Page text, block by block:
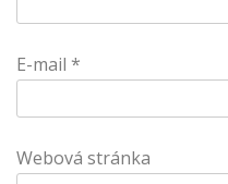
E-mail *
Webová stránka